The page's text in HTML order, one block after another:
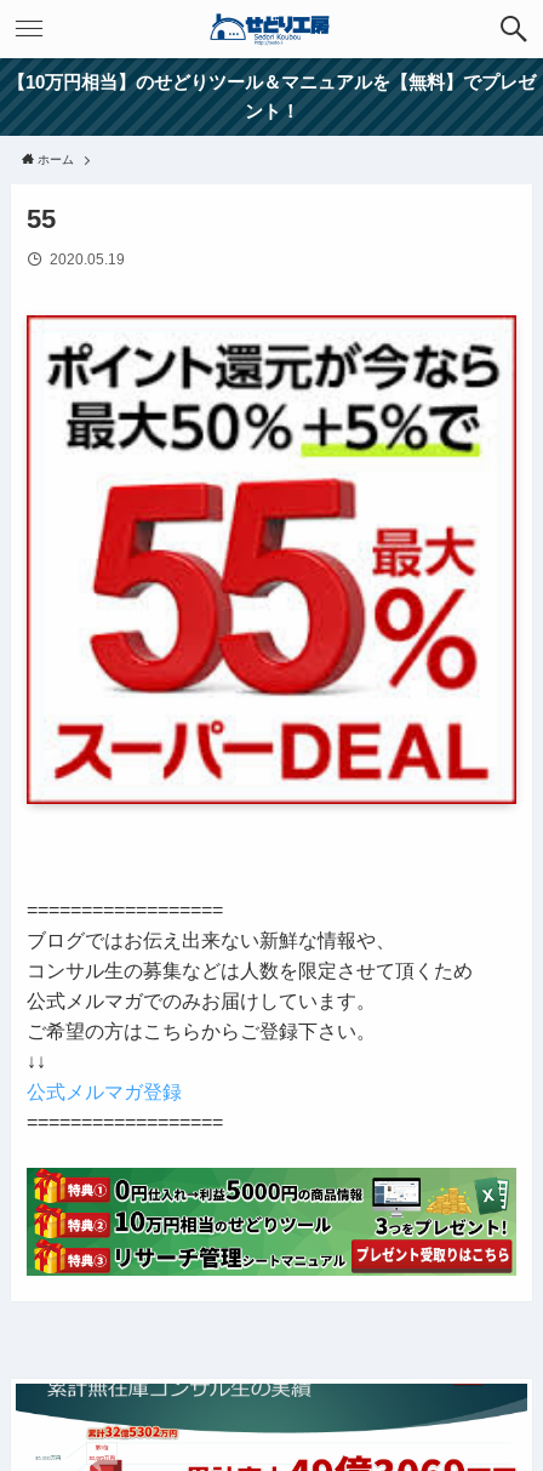
【10万円相当】のせどりツール＆マニュアルを【無料】でプレゼ
ント！
ホーム
55
2020.05.19
==================
ブログではお伝え出来ない新鮮な情報や、
コンサル生の募集などは人数を限定させて頂くため
公式メルマガでのみお届けしています。
ご希望の方はこちらからご登録下さい。
↓↓
公式メルマガ登録
==================